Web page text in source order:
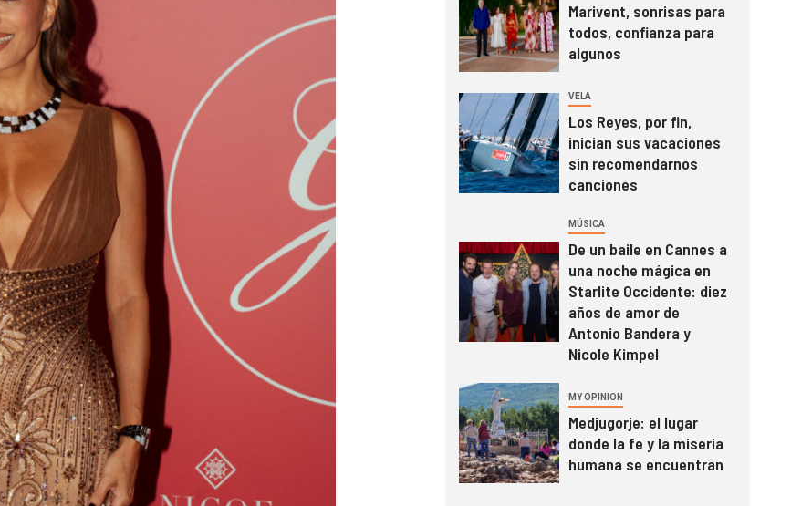
Marivent, sonrisas para
todos, confianza para
algunos
VELA
Los Reyes, por fin,
inician sus vacaciones
sin recomendarnos
canciones
MÚSICA
De un baile en Cannes a
una noche mágica en
Starlite Occidente: diez
años de amor de
Antonio Bandera y
Nicole Kimpel
MY OPINION
Medjugorje: el lugar
donde la fe y la miseria
humana se encuentran